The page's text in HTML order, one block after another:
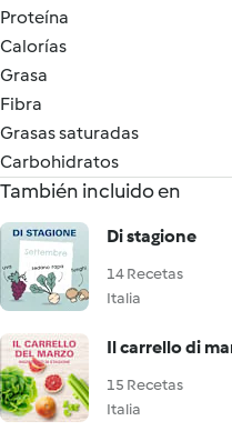
Proteína
Calorías
Grasa
Fibra
Grasas saturadas
Carbohidratos
También incluido en
Di stagione
14 Recetas
Italia
Il carrello di
15 Recetas
Italia